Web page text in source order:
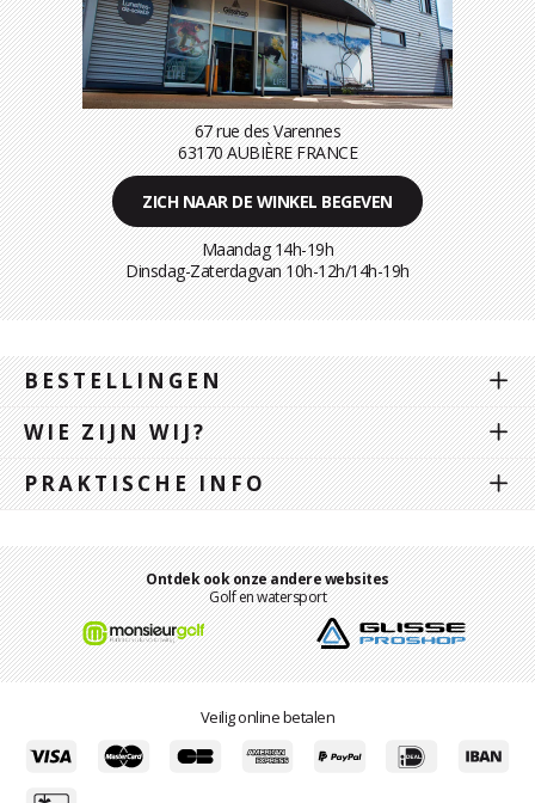
67 rue des Varennes
63170 AUBIÈRE FRANCE
ZICH NAAR DE WINKEL BEGEVEN
Maandag 14h-19h
Dinsdag-Zaterdagvan 10h-12h/14h-19h
BESTELLINGEN
WIE ZIJN WIJ?
PRAKTISCHE INFO
Ontdek ook onze andere websites
Golf en watersport
Veilig online betalen